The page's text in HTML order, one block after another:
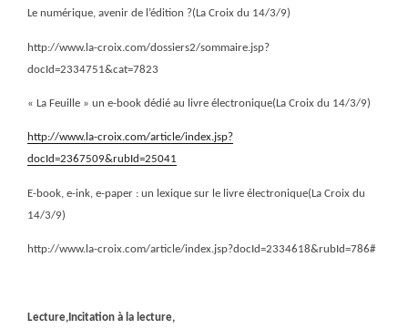
Le numérique, avenir de l’édition ?(La Croix du 14/3/9)
http://www.la-croix.com/dossiers2/sommaire.jsp?
docId=2334751&cat=7823
« La Feuille » un e-book dédié au livre électronique(La Croix du 14/3/9)
http://www.la-croix.com/article/index.jsp?
docId=2367509&rubId=25041
E-book, e-ink, e-paper : un lexique sur le livre électronique(La Croix du
14/3/9)
http://www.la-croix.com/article/index.jsp?docId=2334618&rubId=786#
Lecture,Incitation à la lecture,